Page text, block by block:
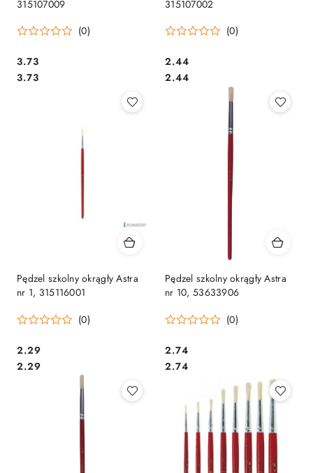
315107009
(0)
Cena:
3.73
Cena:
3.73
315107002
(0)
Cena:
2.44
Cena:
2.44
Pędzel szkolny okrągły Astra
nr 1, 315116001
(0)
Cena:
2.29
Cena:
2.29
Pędzel szkolny okrągły Astra
nr 10, 53633906
(0)
Cena:
2.74
Cena:
2.74